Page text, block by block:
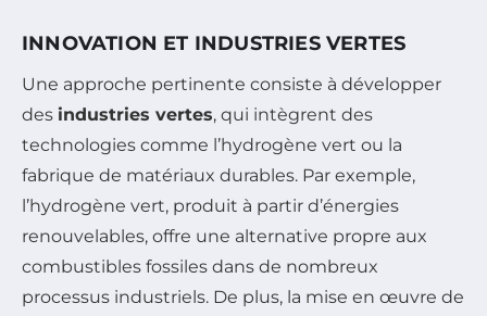
INNOVATION ET INDUSTRIES VERTES
Une approche pertinente consiste à développer
des industries vertes, qui intègrent des
technologies comme l’hydrogène vert ou la
fabrique de matériaux durables. Par exemple,
l’hydrogène vert, produit à partir d’énergies
renouvelables, offre une alternative propre aux
combustibles fossiles dans de nombreux
processus industriels. De plus, la mise en œuvre de